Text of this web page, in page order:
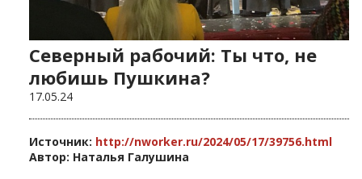
Северный рабочий: Ты что, не
любишь Пушкина?
17.05.24
Источник: http://nworker.ru/2024/05/17/39756.html
Автор: Наталья Галушина